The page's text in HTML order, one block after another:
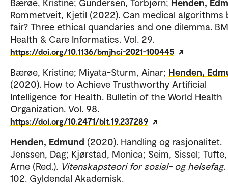
Bærøe, Kristine; Gundersen, Torbjørn; Henden,
Rommetveit, Kjetil (2022). Can medical algorithms
fair? Three ethical quandaries and one dilemma.
Health & Care Informatics. Vol. 29.
https://doi.org/10.1136/bmjhci-2021-100445
Bærøe, Kristine; Miyata-Sturm, Ainar; Henden,
(2020). How to Achieve Trusthworthy Artificial
Intelligence for Health. Bulletin of the World Health
Organization. Vol. 98.
https://doi.org/10.2471/blt.19.237289
Henden, Edmund (2020). Handling og rasjonalitet.
Jenssen, Dag; Kjørstad, Monica; Seim, Sissel;
Arne (Red.). Vitenskapsteori for sosial- og helsefag.
102. Gyldendal Akademisk.